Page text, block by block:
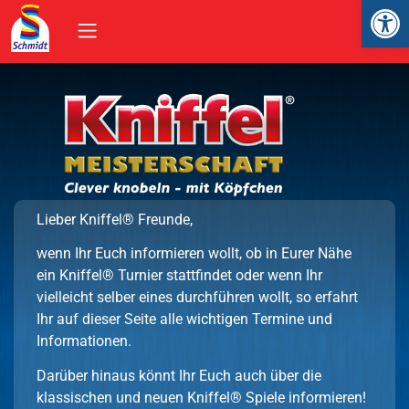
Lieber Kniffel® Freunde,
wenn Ihr Euch informieren wollt, ob in Eurer Nähe
ein Kniffel® Turnier stattfindet oder wenn Ihr
vielleicht selber eines durchführen wollt, so erfahrt
Ihr auf dieser Seite alle wichtigen Termine und
Informationen.
Darüber hinaus könnt Ihr Euch auch über die
klassischen und neuen Kniffel® Spiele informieren!